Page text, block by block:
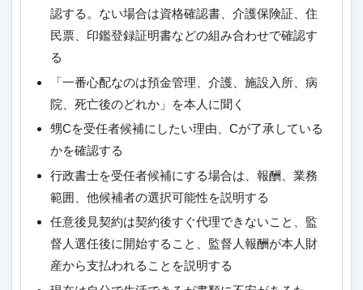
認する。ない場合は資格確認書、介護保険証、住
民票、印鑑登録証明書などの組み合わせで確認す
る
「一番心配なのは預金管理、介護、施設入所、病
院、死亡後のどれか」を本人に聞く
甥Cを受任者候補にしたい理由、Cが了承している
かを確認する
行政書士を受任者候補にする場合は、報酬、業務
範囲、他候補者の選択可能性を説明する
任意後見契約は契約後すぐ代理できないこと、監
督人選任後に開始すること、監督人報酬が本人財
産から支払われることを説明する